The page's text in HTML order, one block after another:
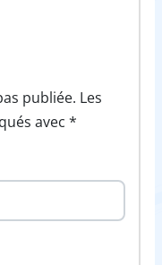
publiée. Les
avec *